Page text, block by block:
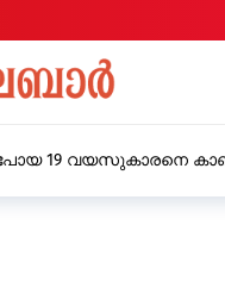
ഓപ്പറേഷൻ തൂഫാൻ, വൻ